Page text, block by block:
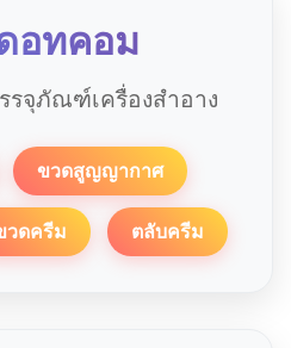
อทคอม
รจุภัณฑ์เครื่องสำอาง
ขวดสูญญากาศ
วดครีม ตลับครีม